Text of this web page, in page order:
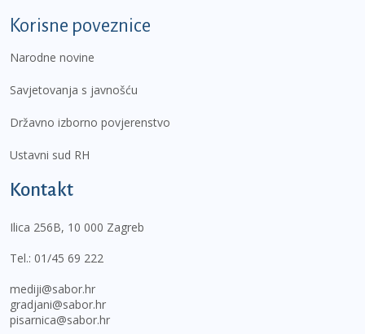
Korisne poveznice
Narodne novine
Savjetovanja s javnošću
Državno izborno povjerenstvo
Ustavni sud RH
Kontakt
Ilica 256B, 10 000 Zagreb
Tel.: 01/45 69 222
mediji@sabor.hr
gradjani@sabor.hr
pisarnica@sabor.hr